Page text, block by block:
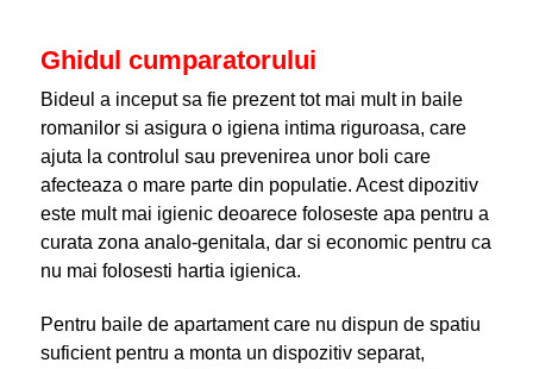
Ghidul cumparatorului
Bideul a inceput sa fie prezent tot mai mult in baile
romanilor si asigura o igiena intima riguroasa, care
ajuta la controlul sau prevenirea unor boli care
afecteaza o mare parte din populatie. Acest dipozitiv
este mult mai igienic deoarece foloseste apa pentru a
curata zona analo-genitala, dar si economic pentru ca
nu mai folosesti hartia igienica.
Pentru baile de apartament care nu dispun de spatiu
suficient pentru a monta un dispozitiv separat,